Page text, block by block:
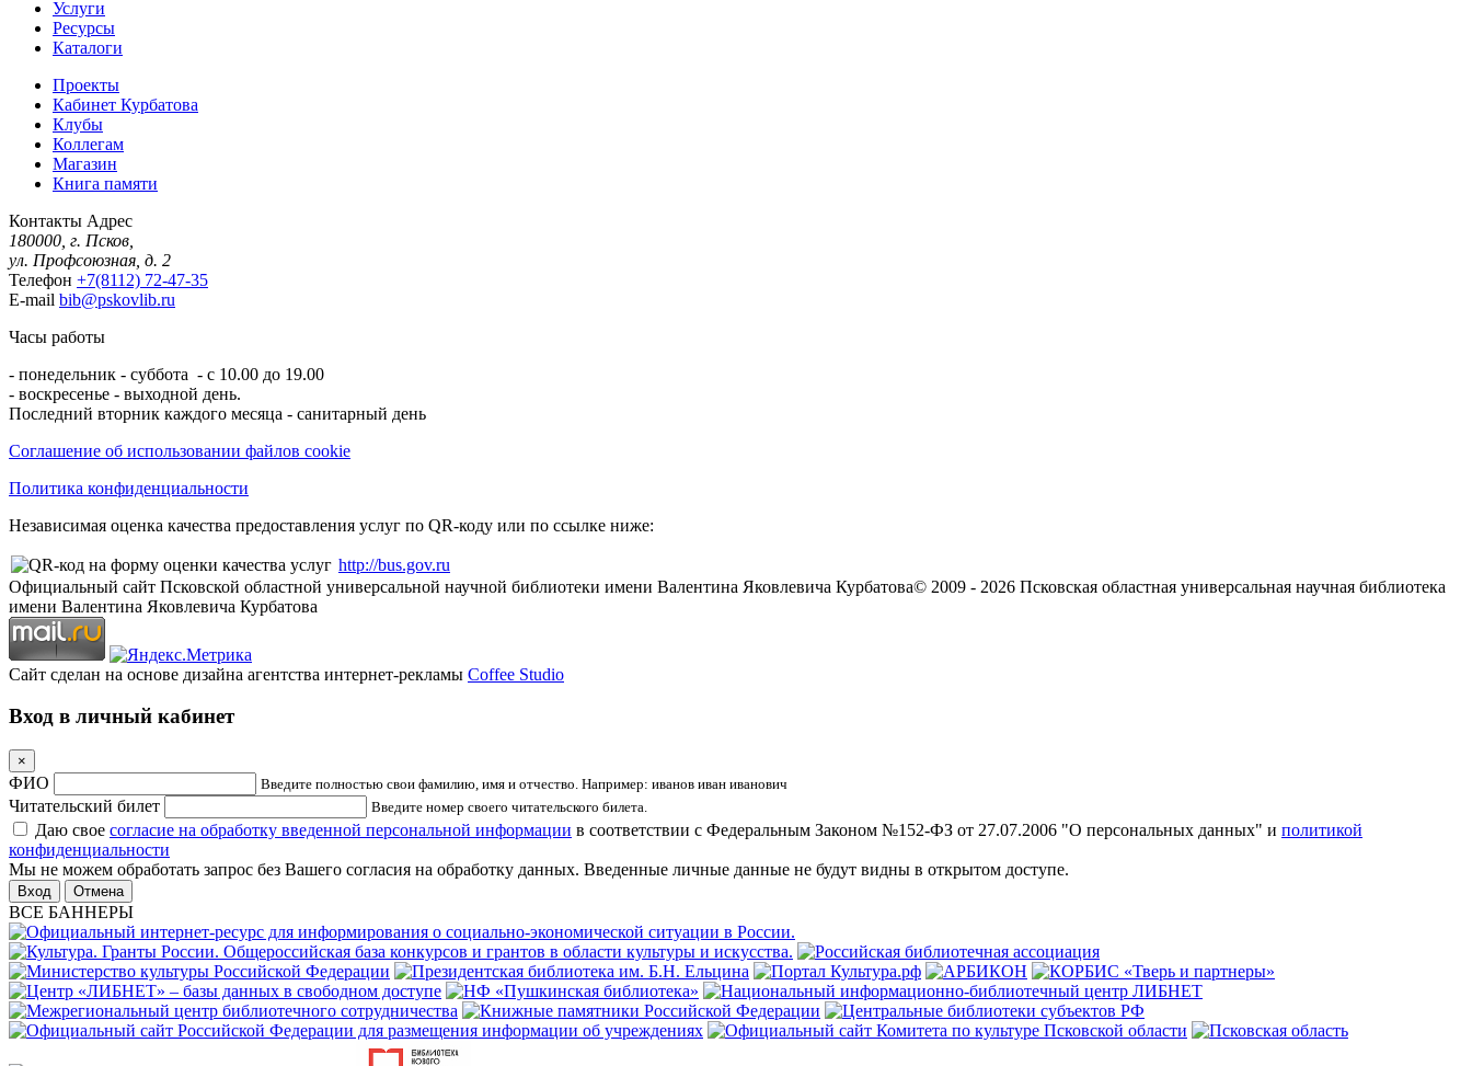
Услуги
Ресурсы
Каталоги
Проекты
Кабинет Курбатова
Клубы
Коллегам
Магазин
Книга памяти
Контакты Адрес
180000, г. Псков,
ул. Профсоюзная, д. 2
Телефон +7(8112) 72-47-35
E-mail bib@pskovlib.ru
Часы работы
- понедельник - суббота - с 10.00 до 19.00
- воскресенье - выходной день.
Последний вторник каждого месяца - санитарный день
Соглашение об использовании файлов cookie
Политика конфиденциальности
Независимая оценка качества предоставления услуг по QR-коду или по ссылке ниже:
http://bus.gov.ru
Официальный сайт Псковской областной универсальной научной библиотеки имени Валентина Яковлевича Курбатова© 2009 - 2026 Псковская областная универсальная научная библиотека
имени Валентина Яковлевича Курбатова
Сайт сделан на основе дизайна агентства интернет-рекламы Coffee Studio
Вход в личный кабинет
×
ФИО Введите полностью свои фамилию, имя и отчество. Например: иванов иван иванович
Читательский билет Введите номер своего читательского билета.
Даю свое согласие на обработку введенной персональной информации в соответствии с Федеральным Законом №152-ФЗ от 27.07.2006 "О персональных данных" и политикой
конфиденциальности
Мы не можем обработать запрос без Вашего согласия на обработку данных. Введенные личные данные не будут видны в открытом доступе.
Отмена
ВСЕ БАННЕРЫ